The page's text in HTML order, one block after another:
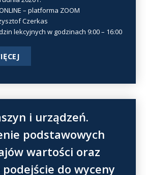
– platforma ZOOM
Czerkas
lekcyjnych w godzinach 9:00 – 16:00
i urządzeń.
podstawowych
wartości oraz
do wyceny